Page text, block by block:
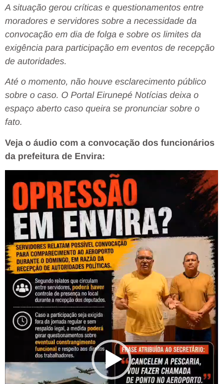
A situação gerou críticas e questionamentos entre
moradores e servidores sobre a necessidade da
convocação em dia de folga e sobre os limites da
exigência para participação em eventos de recepção
de autoridades.
Até o momento, não houve esclarecimento público
sobre o caso. O Portal Eirunepé Notícias deixa o
espaço aberto caso queira se pronunciar sobre o
fato.
Veja o áudio com a convocação dos funcionários
da prefeitura de Envira:
de
vídeo